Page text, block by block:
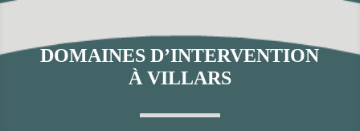
DOMAINES D’INTERVENTION
À VILLARS